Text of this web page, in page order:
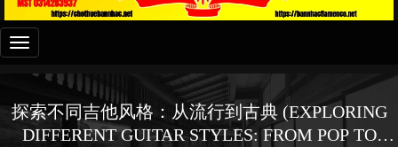
Đây
là
menu
探索不同吉他风格：从流行到古典 (EXPLORING
DIFFERENT GUITAR STYLES: FROM POP TO